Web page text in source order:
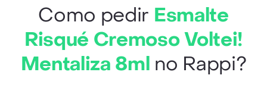
Como pedir Esmalte
Risqué Cremoso Voltei!
Mentaliza 8ml no Rappi?